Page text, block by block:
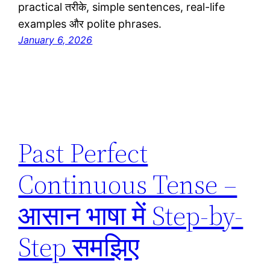
practical तरीके, simple sentences, real-life
examples और polite phrases.
January 6, 2026
Past Perfect
Continuous Tense –
आसान भाषा में Step-by-
Step समझिए